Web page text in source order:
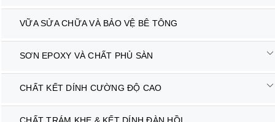
VỮA SỬA CHỮA VÀ BẢO VỆ BÊ TÔNG
SƠN EPOXY VÀ CHẤT PHỦ SÀN
CHẤT KẾT DÍNH CƯỜNG ĐỘ CAO